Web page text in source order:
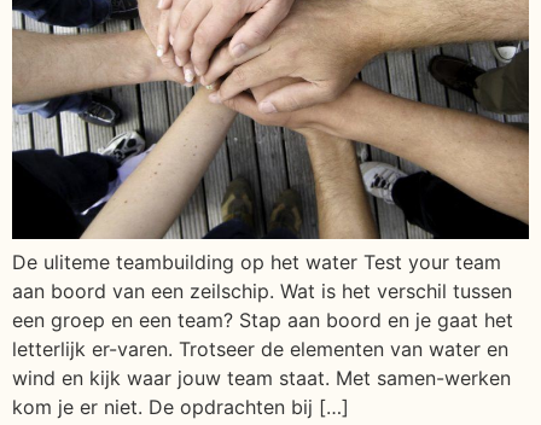
De uliteme teambuilding op het water Test your team
aan boord van een zeilschip. Wat is het verschil tussen
een groep en een team? Stap aan boord en je gaat het
letterlijk er-varen. Trotseer de elementen van water en
wind en kijk waar jouw team staat. Met samen-werken
kom je er niet. De opdrachten bij […]